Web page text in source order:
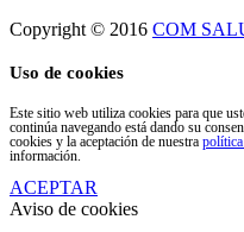
Copyright © 2016 COM
Uso de cookies
Este sitio web utiliza cookies para que
continúa navegando está dando su
cookies y la aceptación de nuestra
información.
ACEPTAR
Aviso de cookies